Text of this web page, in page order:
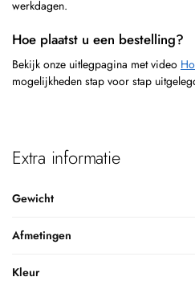
werkdagen.
Hoe plaatst u een bestelling?
Bekijk onze uitlegpagina met video
mogelijkheden stap voor stap
Extra informatie
Gewicht
Afmetingen
Kleur